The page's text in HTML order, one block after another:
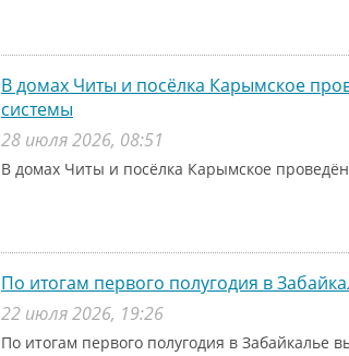
В домах Читы и посёлка Карымское
системы
28 июля 2026, 08:51
В домах Читы и посёлка Карымское
По итогам первого полугодия в
22 июля 2026, 19:26
По итогам первого полугодия в Забайкалье